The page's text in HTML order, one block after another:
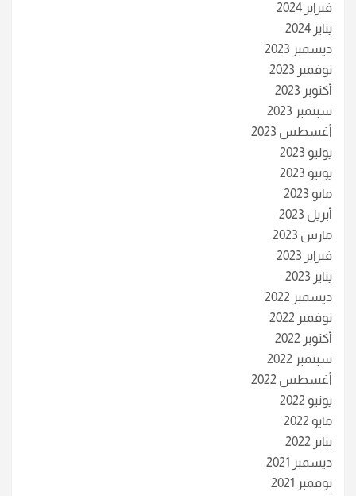
فبراير 2024
يناير 2024
ديسمبر 2023
نوفمبر 2023
أكتوبر 2023
سبتمبر 2023
أغسطس 2023
يوليو 2023
يونيو 2023
مايو 2023
أبريل 2023
مارس 2023
فبراير 2023
يناير 2023
ديسمبر 2022
نوفمبر 2022
أكتوبر 2022
سبتمبر 2022
أغسطس 2022
يونيو 2022
مايو 2022
يناير 2022
ديسمبر 2021
نوفمبر 2021